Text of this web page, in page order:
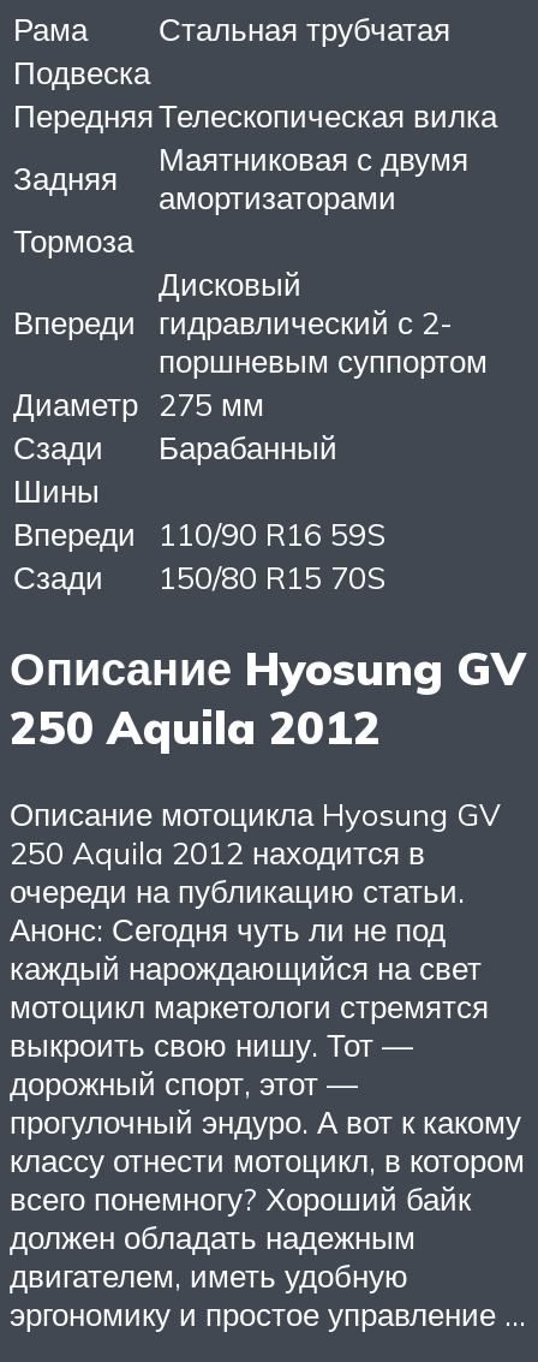
Рама
Стальная трубчатая
Подвеска
ПередняяТелескопическая вилка
Задняя
Маятниковая с двумя
амортизаторами
Тормоза
Впереди
Дисковый
гидравлический с 2-
поршневым суппортом
Диаметр 275 мм
Сзади
Барабанный
Шины
Впереди
110/90 R16 59S
Сзади
150/80 R15 70S
Описание Hyosung GV
250 Aquila 2012
Описание мотоцикла Hyosung GV
250 Aquila 2012 находится в
очереди на публикацию статьи.
Анонс: Сегодня чуть ли не под
каждый нарождающийся на свет
мотоцикл маркетологи стремятся
выкроить свою нишу. Тот —
дорожный спорт, этот —
прогулочный эндуро. А вот к какому
классу отнести мотоцикл, в котором
всего понемногу? Хороший байк
должен обладать надежным
двигателем, иметь удобную
эргономику и простое управление …